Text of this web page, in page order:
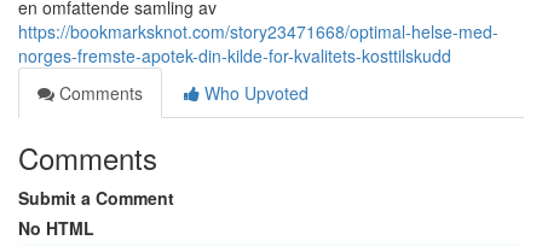
en omfattende samling av
https://bookmarksknot.com/story23471668/optimal-helse-med-
norges-fremste-apotek-din-kilde-for-kvalitets-kosttilskudd
Comments
Who Upvoted
Comments
Submit a Comment
No HTML